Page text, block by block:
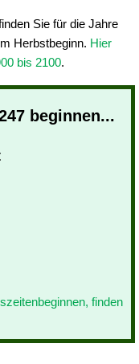
Sie für die Jahre
Herbstbeginn. Hier
bis 2100.
beginnen...
finden